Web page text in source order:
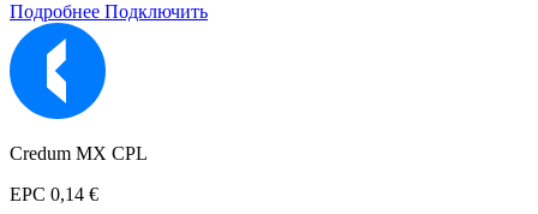
Подробнее Подключить
Credum MX CPL
EPC 0,14 €